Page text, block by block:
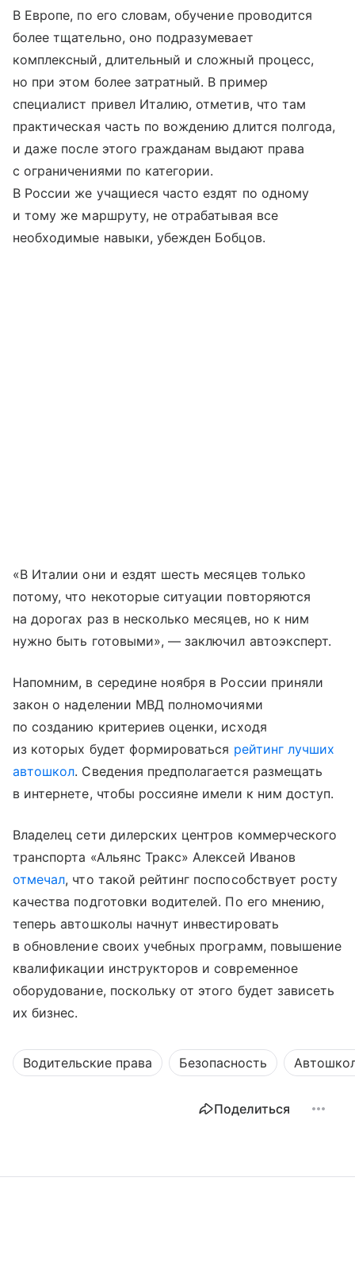
В Европе, по его словам, обучение проводится
более тщательно, оно подразумевает
комплексный, длительный и сложный процесс,
но при этом более затратный. В пример
специалист привел Италию, отметив, что там
практическая часть по вождению длится полгода,
и даже после этого гражданам выдают права
с ограничениями по категории.
В России же учащиеся часто ездят по одному
и тому же маршруту, не отрабатывая все
необходимые навыки, убежден Бобцов.
«В Италии они и ездят шесть месяцев только
потому, что некоторые ситуации повторяются
на дорогах раз в несколько месяцев, но к ним
нужно быть готовыми», — заключил автоэксперт.
Напомним, в середине ноября в России приняли
закон о наделении МВД полномочиями
по созданию критериев оценки, исходя
из которых будет формироваться рейтинг лучших
автошкол. Сведения предполагается размещать
в интернете, чтобы россияне имели к ним доступ.
Владелец сети дилерских центров коммерческого
транспорта «Альянс Тракс» Алексей Иванов
отмечал, что такой рейтинг поспособствует росту
качества подготовки водителей. По его мнению,
теперь автошколы начнут инвестировать
в обновление своих учебных программ, повышение
квалификации инструкторов и современное
оборудование, поскольку от этого будет зависеть
их бизнес.
Водительские права Безопасность
Поделиться